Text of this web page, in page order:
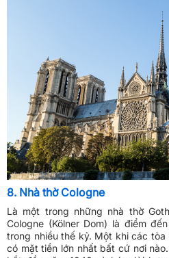
8. Nhà thờ Cologne
Là một trong những nhà thờ
Cologne (Kölner Dom) là điểm
trong nhiều thế kỷ. Một khi các
có mặt tiền lớn nhất bất cứ nơi